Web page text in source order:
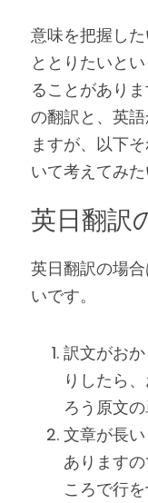
意味を把握し
ととりたいと
ることがあり
の翻訳と、英
ますが、以下
いて考えてみた
英日翻訳
英日翻訳の場
いです。
訳文がお
りしたら
ろう原文
文章が長
あります
ころで行